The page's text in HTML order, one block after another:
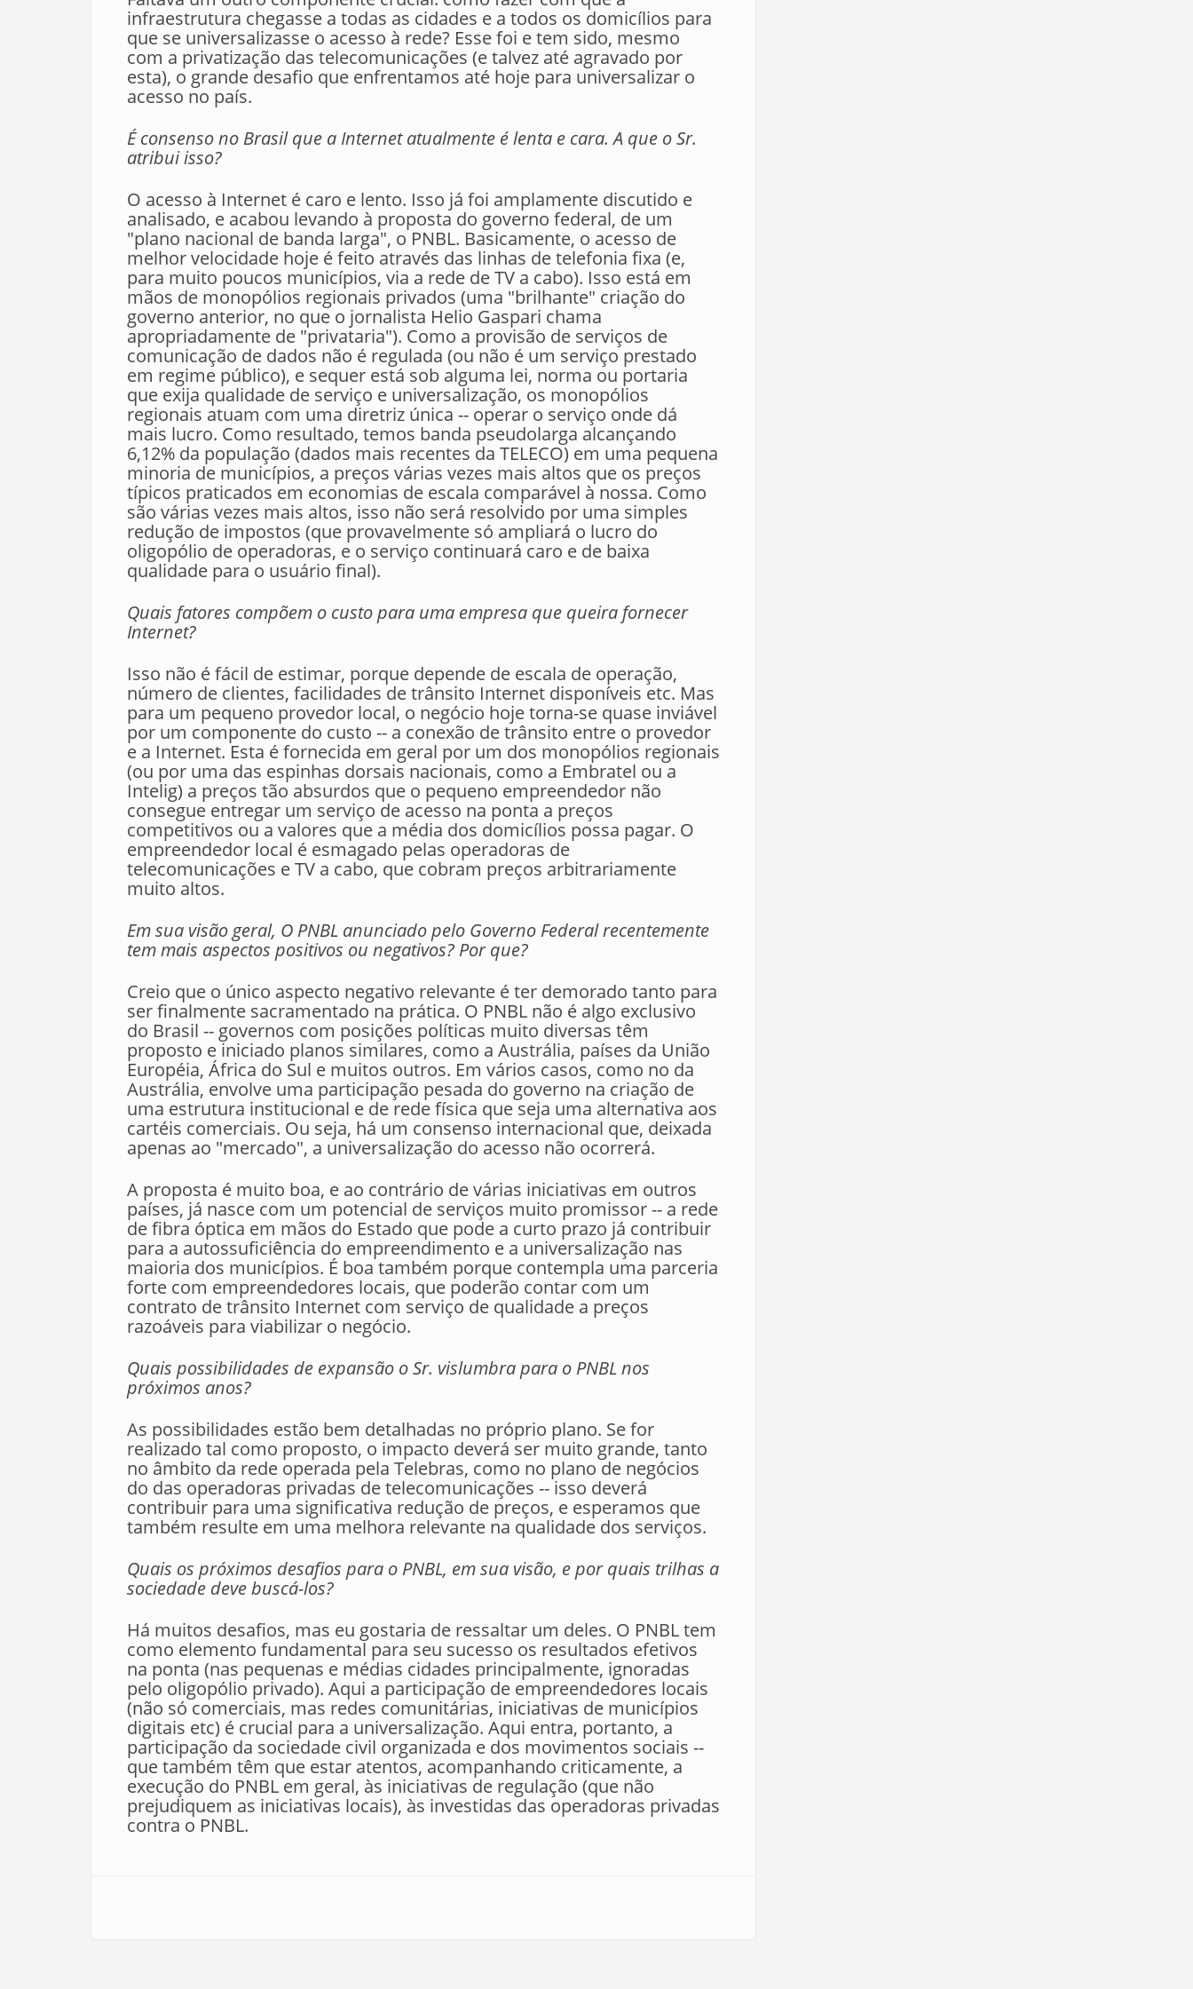
infraestrutura chegasse a todas as cidades e a todos os domicílios para
que se universalizasse o acesso à rede? Esse foi e tem sido, mesmo
com a privatização das telecomunicações (e talvez até agravado por
esta), o grande desafio que enfrentamos até hoje para universalizar o
acesso no país.
É consenso no Brasil que a Internet atualmente é lenta e cara. A que o Sr.
atribui isso?
O acesso à Internet é caro e lento. Isso já foi amplamente discutido e
analisado, e acabou levando à proposta do governo federal, de um
"plano nacional de banda larga", o PNBL. Basicamente, o acesso de
melhor velocidade hoje é feito através das linhas de telefonia fixa (e,
para muito poucos municípios, via a rede de TV a cabo). Isso está em
mãos de monopólios regionais privados (uma "brilhante" criação do
governo anterior, no que o jornalista Helio Gaspari chama
apropriadamente de "privataria"). Como a provisão de serviços de
comunicação de dados não é regulada (ou não é um serviço prestado
em regime público), e sequer está sob alguma lei, norma ou portaria
que exija qualidade de serviço e universalização, os monopólios
regionais atuam com uma diretriz única -- operar o serviço onde dá
mais lucro. Como resultado, temos banda pseudolarga alcançando
6,12% da população (dados mais recentes da TELECO) em uma pequena
minoria de municípios, a preços várias vezes mais altos que os preços
típicos praticados em economias de escala comparável à nossa. Como
são várias vezes mais altos, isso não será resolvido por uma simples
redução de impostos (que provavelmente só ampliará o lucro do
oligopólio de operadoras, e o serviço continuará caro e de baixa
qualidade para o usuário final).
Quais fatores compõem o custo para uma empresa que queira fornecer
Internet?
Isso não é fácil de estimar, porque depende de escala de operação,
número de clientes, facilidades de trânsito Internet disponíveis etc. Mas
para um pequeno provedor local, o negócio hoje torna-se quase inviável
por um componente do custo -- a conexão de trânsito entre o provedor
e a Internet. Esta é fornecida em geral por um dos monopólios regionais
(ou por uma das espinhas dorsais nacionais, como a Embratel ou a
Intelig) a preços tão absurdos que o pequeno empreendedor não
consegue entregar um serviço de acesso na ponta a preços
competitivos ou a valores que a média dos domicílios possa pagar. O
empreendedor local é esmagado pelas operadoras de
telecomunicações e TV a cabo, que cobram preços arbitrariamente
muito altos.
Em sua visão geral, O PNBL anunciado pelo Governo Federal recentemente
tem mais aspectos positivos ou negativos? Por que?
Creio que o único aspecto negativo relevante é ter demorado tanto para
ser finalmente sacramentado na prática. O PNBL não é algo exclusivo
do Brasil -- governos com posições políticas muito diversas têm
proposto e iniciado planos similares, como a Austrália, países da União
Européia, África do Sul e muitos outros. Em vários casos, como no da
Austrália, envolve uma participação pesada do governo na criação de
uma estrutura institucional e de rede física que seja uma alternativa aos
cartéis comerciais. Ou seja, há um consenso internacional que, deixada
apenas ao "mercado", a universalização do acesso não ocorrerá.
A proposta é muito boa, e ao contrário de várias iniciativas em outros
países, já nasce com um potencial de serviços muito promissor -- a rede
de fibra óptica em mãos do Estado que pode a curto prazo já contribuir
para a autossuficiência do empreendimento e a universalização nas
maioria dos municípios. É boa também porque contempla uma parceria
forte com empreendedores locais, que poderão contar com um
contrato de trânsito Internet com serviço de qualidade a preços
razoáveis para viabilizar o negócio.
Quais possibilidades de expansão o Sr. vislumbra para o PNBL nos
próximos anos?
As possibilidades estão bem detalhadas no próprio plano. Se for
realizado tal como proposto, o impacto deverá ser muito grande, tanto
no âmbito da rede operada pela Telebras, como no plano de negócios
do das operadoras privadas de telecomunicações -- isso deverá
contribuir para uma significativa redução de preços, e esperamos que
também resulte em uma melhora relevante na qualidade dos serviços.
Quais os próximos desafios para o PNBL, em sua visão, e por quais trilhas a
sociedade deve buscá-los?
Há muitos desafios, mas eu gostaria de ressaltar um deles. O PNBL tem
como elemento fundamental para seu sucesso os resultados efetivos
na ponta (nas pequenas e médias cidades principalmente, ignoradas
pelo oligopólio privado). Aqui a participação de empreendedores locais
(não só comerciais, mas redes comunitárias, iniciativas de municípios
digitais etc) é crucial para a universalização. Aqui entra, portanto, a
participação da sociedade civil organizada e dos movimentos sociais --
que também têm que estar atentos, acompanhando criticamente, a
execução do PNBL em geral, às iniciativas de regulação (que não
prejudiquem as iniciativas locais), às investidas das operadoras privadas
contra o PNBL.